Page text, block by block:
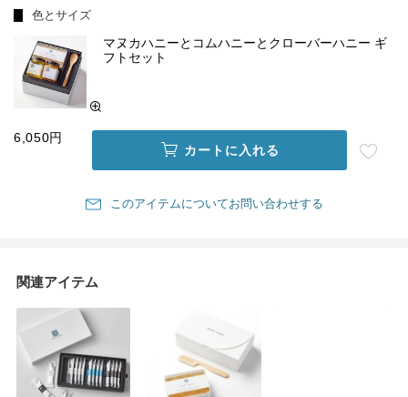
色とサイズ
マヌカハニーとコムハニーとクローバーハニー ギ
フトセット
6,050円
カートに入れる
このアイテムについてお問い合わせする
関連アイテム